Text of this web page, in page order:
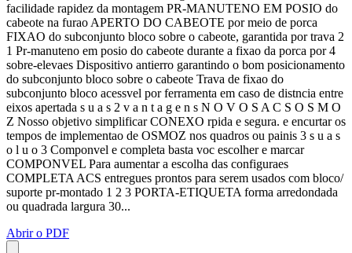
facilidade rapidez da montagem PR-MANUTENO EM POSIO do
cabeote na furao APERTO DO CABEOTE por meio de porca
FIXAO do subconjunto bloco sobre o cabeote, garantida por trava 2
1 Pr-manuteno em posio do cabeote durante a fixao da porca por 4
sobre-elevaes Dispositivo antierro garantindo o bom posicionamento
do subconjunto bloco sobre o cabeote Trava de fixao do
subconjunto bloco acessvel por ferramenta em caso de distncia entre
eixos apertada s u a s 2 v a n t a g e n s N O V O S A C S O S M O
Z Nosso objetivo simplificar CONEXO rpida e segura. e encurtar os
tempos de implementao de OSMOZ nos quadros ou painis 3 s u a s
o l u o 3 Componvel e completa basta voc escolher e marcar
COMPONVEL Para aumentar a escolha das configuraes
COMPLETA ACS entregues prontos para serem usados com bloco/
suporte pr-montado 1 2 3 PORTA-ETIQUETA forma arredondada
ou quadrada largura 30...
Abrir o PDF